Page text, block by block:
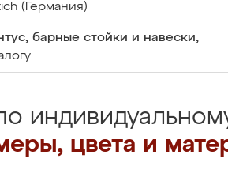
(Германия)
барные стойки и навески,
цвета и